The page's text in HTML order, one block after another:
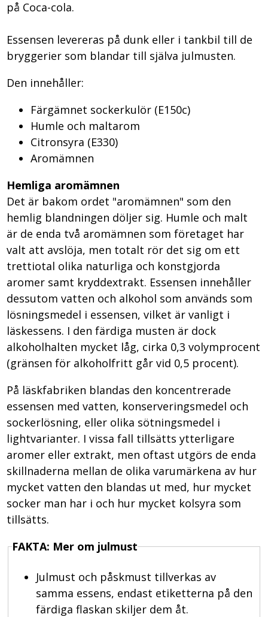
på Coca-cola.
Essensen levereras på dunk eller i tankbil till de
bryggerier som blandar till själva julmusten.
Den innehåller:
Färgämnet sockerkulör (E150c)
Humle och maltarom
Citronsyra (E330)
Aromämnen
Hemliga aromämnen
Det är bakom ordet "aromämnen" som den
hemlig blandningen döljer sig. Humle och malt
är de enda två aromämnen som företaget har
valt att avslöja, men totalt rör det sig om ett
trettiotal olika naturliga och konstgjorda
aromer samt kryddextrakt. Essensen innehåller
dessutom vatten och alkohol som används som
lösningsmedel i essensen, vilket är vanligt i
läskessens. I den färdiga musten är dock
alkoholhalten mycket låg, cirka 0,3 volymprocent
(gränsen för alkoholfritt går vid 0,5 procent).
På läskfabriken blandas den koncentrerade
essensen med vatten, konserveringsmedel och
sockerlösning, eller olika sötningsmedel i
lightvarianter. I vissa fall tillsätts ytterligare
aromer eller extrakt, men oftast utgörs de enda
skillnaderna mellan de olika varumärkena av hur
mycket vatten den blandas ut med, hur mycket
socker man har i och hur mycket kolsyra som
tillsätts.
FAKTA: Mer om julmust
Julmust och påskmust tillverkas av
samma essens, endast etiketterna på den
färdiga flaskan skiljer dem åt.